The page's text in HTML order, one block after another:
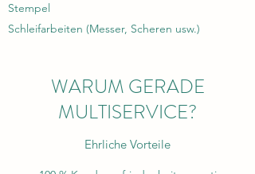
Stempel
Schleifarbeiten (Messer, Scheren usw.)
WARUM GERADE
MULTISERVICE?
Ehrliche Vorteile